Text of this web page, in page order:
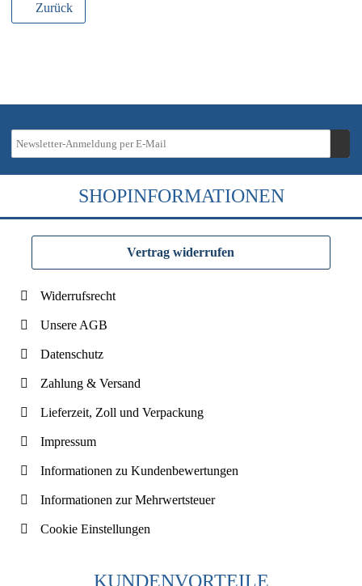
Zurück
SHOPINFORMATIONEN
Vertrag widerrufen
Widerrufsrecht
Unsere AGB
Datenschutz
Zahlung & Versand
Lieferzeit, Zoll und Verpackung
Impressum
Informationen zu Kundenbewertungen
Informationen zur Mehrwertsteuer
Cookie Einstellungen
KUNDENVORTEILE